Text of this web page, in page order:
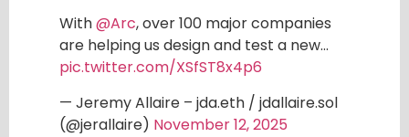
With@Arc, over 100 major companies
are helping us design and test a new…
pic.twitter.com/XSfST8x4p6
— Jeremy Allaire – jda.eth / jdallaire.sol
(@jerallaire) November 12, 2025